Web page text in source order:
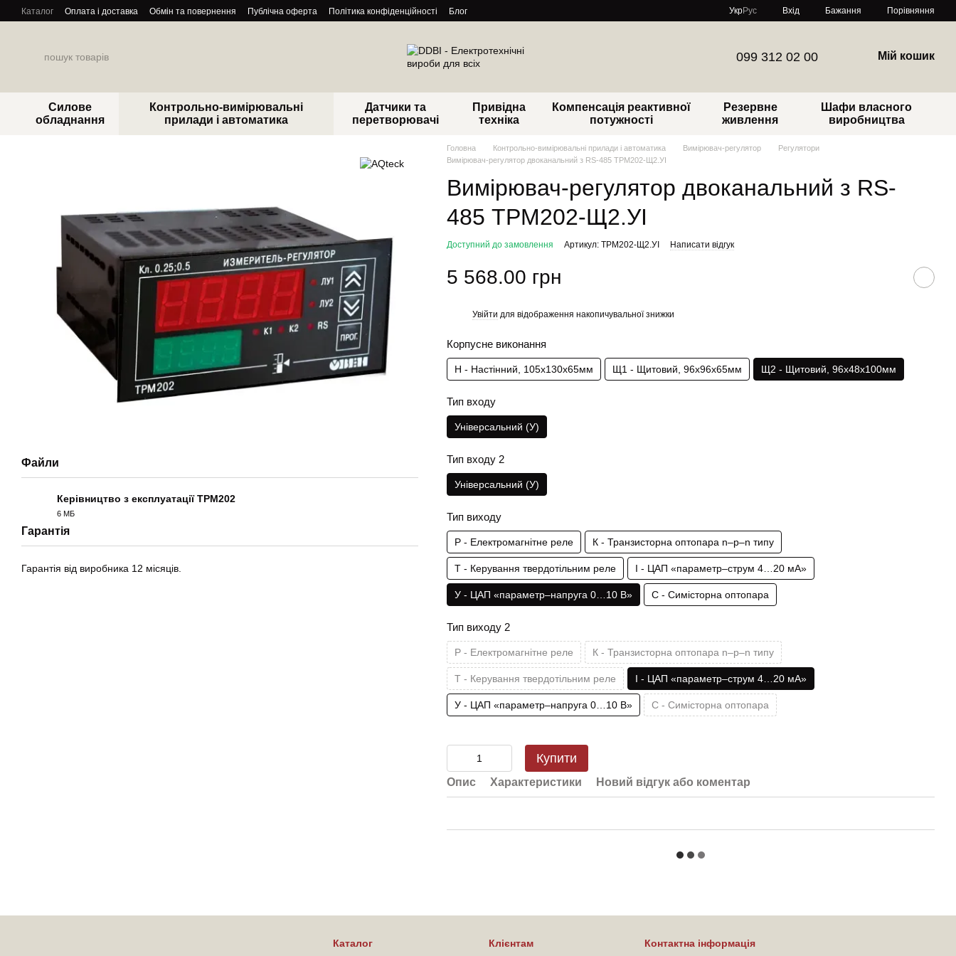
Перейти до основного контенту
Каталог Оплата і доставка Обмін та повернення Публічна оферта Політика конфіденційності Блог УкрРус Вхід Бажання Порівняння
099 312 02 00 Мій кошик
Силове
обладнання
Контрольно-вимірювальні
прилади і автоматика
Датчики та
перетворювачі
Привідна
техніка
Компенсація реактивної
потужності
Резервне
живлення
Шафи власного
виробництва
Файли
Керівництво з експлуатації ТРМ202
6 МБ
Гарантія
Гарантія від виробника 12 місяців.
Головна Контрольно-вимірювальні прилади і автоматика Вимірювач-регулятор
Регулятори
Вимірювач-регулятор двоканальний з RS-485 ТРМ202-Щ2.УІ
Вимірювач-регулятор двоканальний з RS-
485 ТРМ202-Щ2.УІ
Доступний до замовлення Артикул: ТРМ202-Щ2.УІ Написати відгук
5 568.00 грн
Увійти для відображення накопичувальної знижки
Корпусне виконання
Н - Настінний, 105х130х65мм Щ1 - Щитовий, 96х96х65мм Щ2 - Щитовий, 96х48х100мм
Тип входу
Універсальний (У)
Тип входу 2
Універсальний (У)
Тип виходу
Р - Електромагнітне реле К - Транзисторна оптопара n–p–n типу
Т - Керування твердотільним реле І - ЦАП «параметр–струм 4…20 мА»
У - ЦАП «параметр–напруга 0…10 В» С - Симісторна оптопара
Тип виходу 2
Р - Електромагнітне реле К - Транзисторна оптопара n–p–n типу
Т - Керування твердотільним реле І - ЦАП «параметр–струм 4…20 мА»
У - ЦАП «параметр–напруга 0…10 В» С - Симісторна оптопара
Купити
Опис Характеристики Новий відгук або коментар
Каталог Клієнтам Контактна інформація